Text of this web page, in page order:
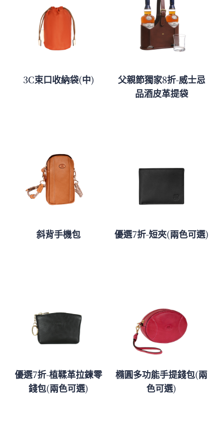
3C束口收納袋(中)
父親節獨家8折-威士忌
品酒皮革提袋
斜背手機包 優選7折-短夾(兩色可選)
優選7折-植鞣革拉鍊零
錢包(兩色可選)
橢圓多功能手提錢包(兩
色可選)